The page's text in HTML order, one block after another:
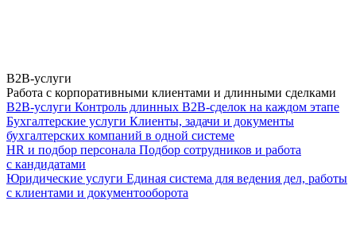
B2B-услуги
Работа с корпоративными клиентами и длинными сделками
B2B-услуги Контроль длинных B2B-сделок на каждом этапе
Бухгалтерские услуги Клиенты, задачи и документы
бухгалтерских компаний в одной системе
HR и подбор персонала Подбор сотрудников и работа
с кандидатами
Юридические услуги Единая система для ведения дел, работы
с клиентами и документооборота